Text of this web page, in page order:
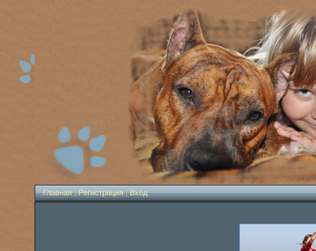
Главная|Регистрация|Вход